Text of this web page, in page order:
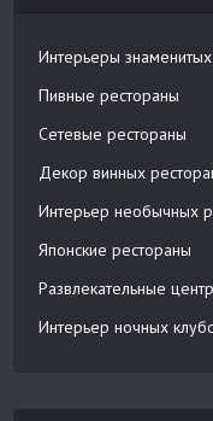
Интерьеры
Пивные рестораны
Сетевые рестораны
Декор винных
Интерьер необычных
Японские рестораны
Развлекательные
Интерьер ночных